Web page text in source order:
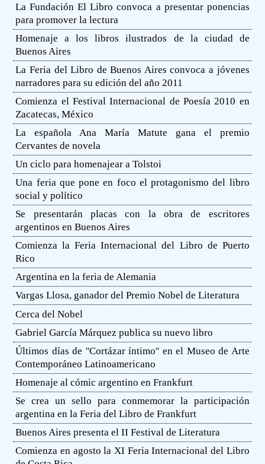
La Fundación El Libro convoca a presentar ponencias
para promover la lectura
Homenaje a los libros ilustrados de la ciudad de
Buenos Aires
La Feria del Libro de Buenos Aires convoca a jóvenes
narradores para su edición del año 2011
Comienza el Festival Internacional de Poesía 2010 en
Zacatecas, México
La española Ana María Matute gana el premio
Cervantes de novela
Un ciclo para homenajear a Tolstoi
Una feria que pone en foco el protagonismo del libro
social y político
Se presentarán placas con la obra de escritores
argentinos en Buenos Aires
Comienza la Feria Internacional del Libro de Puerto
Rico
Argentina en la feria de Alemania
Vargas Llosa, ganador del Premio Nobel de Literatura
Cerca del Nobel
Gabriel García Márquez publica su nuevo libro
Últimos días de ''Cortázar íntimo'' en el Museo de Arte
Contemporáneo Latinoamericano
Homenaje al cómic argentino en Frankfurt
Se crea un sello para conmemorar la participación
argentina en la Feria del Libro de Frankfurt
Buenos Aires presenta el II Festival de Literatura
Comienza en agosto la XI Feria Internacional del Libro